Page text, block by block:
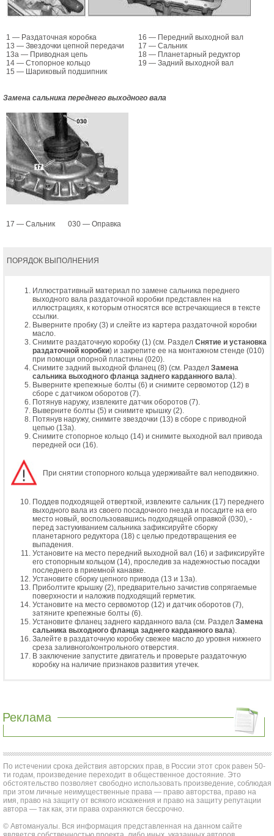
1 — Раздаточная коробка
13 — Звездочки цепной передачи
13а — Приводная цепь
14 — Стопорное кольцо
15 — Шариковый подшипник
16 — Передний выходной вал
17 — Сальник
18 — Планетарный редуктор
19 — Задний выходной вал
Замена сальника переднего выходного вала
17 — Сальник 030 — Оправка
ПОРЯДОК ВЫПОЛНЕНИЯ
Иллюстративный материал по замене сальника переднего
выходного вала раздаточной коробки представлен на
иллюстрациях, к которым относятся все встречающиеся в тексте
ссылки.
Выверните пробку (3) и слейте из картера раздаточной коробки
масло.
Снимите раздаточную коробку (1) (см. Раздел Снятие и установка
раздаточной коробки) и закрепите ее на монтажном стенде (010)
при помощи опорной пластины (020).
Снимите задний выходной фланец (8) (см. Раздел Замена
сальника выходного фланца заднего карданного вала).
Выверните крепежные болты (6) и снимите сервомотор (12) в
сборе с датчиком оборотов (7).
Потянув наружу, извлеките датчик оборотов (7).
Выверните болты (5) и снимите крышку (2).
Потянув наружу, снимите звездочки (13) в сборе с приводной
цепью (13а).
Снимите стопорное кольцо (14) и снимите выходной вал привода
передней оси (16).
При снятии стопорного кольца удерживайте вал неподвижно.
Поддев подходящей отверткой, извлеките сальник (17) переднего
выходного вала из своего посадочного гнезда и посадите на его
место новый, воспользовавшись подходящей оправкой (030), -
перед застукиванием сальника зафиксируйте сборку
планетарного редуктора (18) с целью предотвращения ее
выпадения.
Установите на место передний выходной вал (16) и зафиксируйте
его стопорным кольцом (14), проследив за надежностью посадки
последнего в приемной канавке.
Установите сборку цепного привода (13 и 13а).
Приболтите крышку (2), предварительно зачистив сопрягаемые
поверхности и наложив подходящий герметик.
Установите на место сервомотор (12) и датчик оборотов (7),
затяните крепежные болты (6).
Установите фланец заднего карданного вала (см. Раздел Замена
сальника выходного фланца заднего карданного вала).
Залейте в раздаточную коробку свежее масло до уровня нижнего
среза заливного/контрольного отверстия.
В заключение запустите двигатель и проверьте раздаточную
коробку на наличие признаков развития утечек.
Реклама
По истечении срока действия авторских прав, в России этот срок равен 50-
ти годам, произведение переходит в общественное достояние. Это
обстоятельство позволяет свободно использовать произведение, соблюдая
при этом личные неимущественные права — право авторства, право на
имя, право на защиту от всякого искажения и право на защиту репутации
автора — так как, эти права охраняются бессрочно.
© Автомануалы. Вся информация представленная на данном сайте